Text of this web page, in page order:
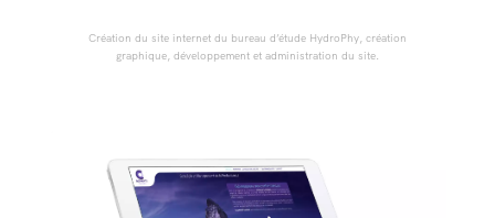
Création du site internet du bureau d’étude HydroPhy, création
graphique, développement et administration du site.